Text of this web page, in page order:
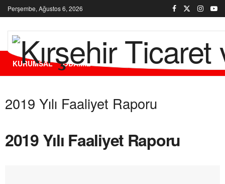
Perşembe, Ağustos 6, 2026
KURUMSAL ODAMIZ ÜYELERİMİZ HİZMETLERİMİZ
2019 Yılı Faaliyet Raporu
2019 Yılı Faaliyet Raporu